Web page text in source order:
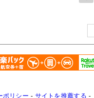
ポリシー - サイトを推薦する -